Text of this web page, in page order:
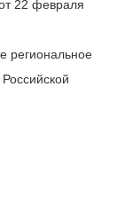
22 февраля
региональное